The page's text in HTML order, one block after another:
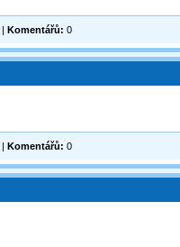
| Komentářů: 0
| Komentářů: 0